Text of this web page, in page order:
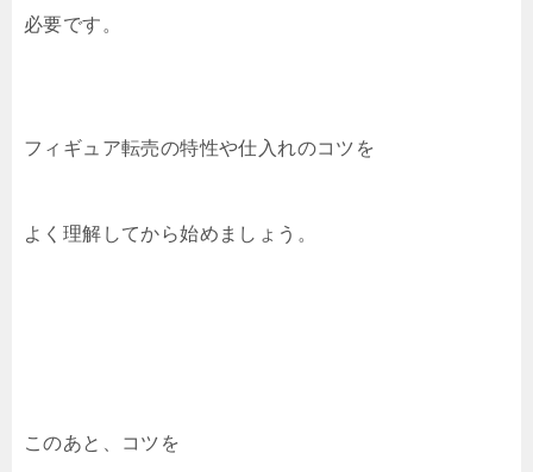
必要です。
フィギュア転売の特性や仕入れのコツを
よく理解してから始めましょう。
このあと、コツを